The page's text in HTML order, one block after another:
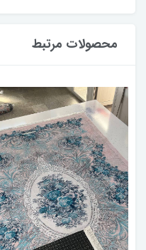
محصولات مرتبط